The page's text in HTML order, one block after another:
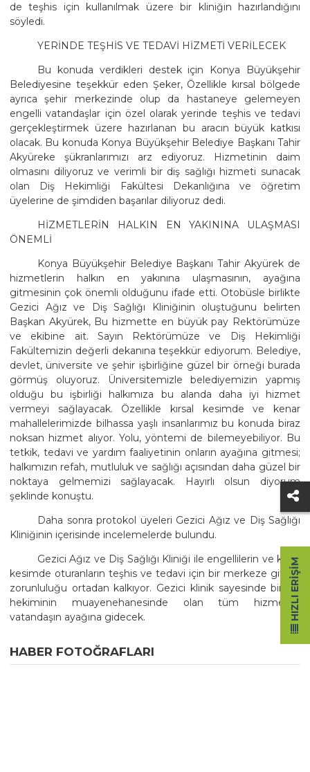
de teşhis için kullanılmak üzere bir kliniğin hazırlandığını
söyledi.
YERİNDE TEŞHİS VE TEDAVİ HİZMETİ VERİLECEK
Bu konuda verdikleri destek için Konya Büyükşehir
Belediyesine teşekkür eden Şeker, Özellikle kırsal bölgede
ayrıca şehir merkezinde olup da hastaneye gelemeyen
engelli vatandaşlar için özel olarak yerinde teşhis ve tedavi
gerçekleştirmek üzere hazırlanan bu aracın büyük katkısı
olacak. Bu konuda Konya Büyükşehir Belediye Başkanı Tahir
Akyüreke şükranlarımızı arz ediyoruz. Hizmetinin daim
olmasını diliyoruz ve verimli bir diş sağlığı hizmeti sunacak
olan Diş Hekimliği Fakültesi Dekanlığına ve öğretim
üyelerine de şimdiden başarılar diliyoruz dedi.
HİZMETLERİN HALKIN EN YAKININA ULAŞMASI
ÖNEMLİ
Konya Büyükşehir Belediye Başkanı Tahir Akyürek de
hizmetlerin halkın en yakınına ulaşmasının, ayağına
gitmesinin çok önemli olduğunu ifade etti. Otobüsle birlikte
Gezici Ağız ve Diş Sağlığı Kliniğinin oluştuğunu belirten
Başkan Akyürek, Bu hizmette en büyük pay Rektörümüze
ve ekibine ait. Sayın Rektörümüze ve Diş Hekimliği
Fakültemizin değerli dekanına teşekkür ediyorum. Belediye,
devlet, üniversite ve şehir işbirliğine güzel bir örneği burada
görmüş oluyoruz. Üniversitemizle belediyemizin yapmış
olduğu bu işbirliği halkımıza bu alanda daha iyi hizmet
vermeyi sağlayacak. Özellikle kırsal kesimde ve kenar
mahallelerimizde bilhassa yaşlı insanlarımız bu konuda biraz
noksan hizmet alıyor. Yolu, yöntemi de bilemeyebiliyor. Bu
tetkik, tedavi ve yardım faaliyetinin onların ayağına gitmesi;
halkımızın refah, mutluluk ve sağlığı açısından daha güzel bir
noktaya gelmemizi sağlayacak. Hayırlı olsun diyorum
şeklinde konuştu.
Daha sonra protokol üyeleri Gezici Ağız ve Diş Sağlığı
Kliniğinin içerisinde incelemelerde bulundu.
Gezici Ağız ve Diş Sağlığı Kliniği ile engellilerin ve kırsal
kesimde oturanların teşhis ve tedavi için bir merkeze gitme
zorunluluğu ortadan kalkıyor. Gezici klinik sayesinde bir diş
hekiminin muayenehanesinde olan tüm hizmetler
vatandaşın ayağına gidecek.
HABER FOTOĞRAFLARI
HIZLI ERIŞIM